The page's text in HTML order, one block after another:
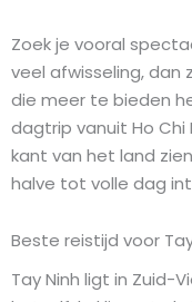
Zoek je vooral
veel afwisseling, dan
die meer te bieden
dagtrip vanuit Ho Chi
kant van het land
halve tot volle dag
Beste reistijd voor
Tay Ninh ligt in Zuid-